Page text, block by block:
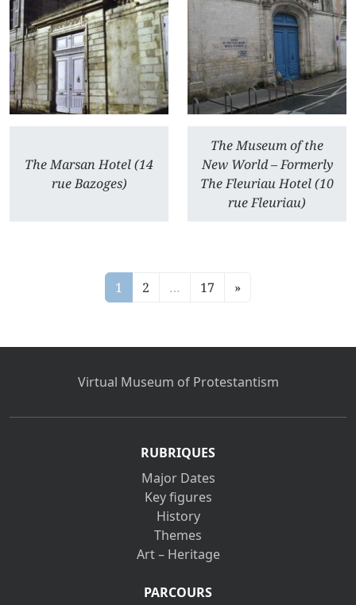
The Marsan Hotel (14
rue Bazoges)
The Museum of the
New World – Formerly
The Fleuriau Hotel (10
rue Fleuriau)
1 2 … 17 »
Virtual Museum of Protestantism
RUBRIQUES
Major Dates
Key figures
History
Themes
Art – Heritage
PARCOURS